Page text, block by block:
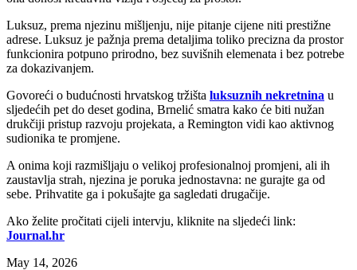
Luksuz, prema njezinu mišljenju, nije pitanje cijene niti prestižne
adrese. Luksuz je pažnja prema detaljima toliko precizna da prostor
funkcionira potpuno prirodno, bez suvišnih elemenata i bez potrebe
za dokazivanjem.
Govoreći o budućnosti hrvatskog tržišta luksuznih nekretnina u
sljedećih pet do deset godina, Brnelić smatra kako će biti nužan
drukčiji pristup razvoju projekata, a Remington vidi kao aktivnog
sudionika te promjene.
A onima koji razmišljaju o velikoj profesionalnoj promjeni, ali ih
zaustavlja strah, njezina je poruka jednostavna: ne gurajte ga od
sebe. Prihvatite ga i pokušajte ga sagledati drugačije.
Ako želite pročitati cijeli intervju, kliknite na sljedeći link:
Journal.hr
May 14, 2026